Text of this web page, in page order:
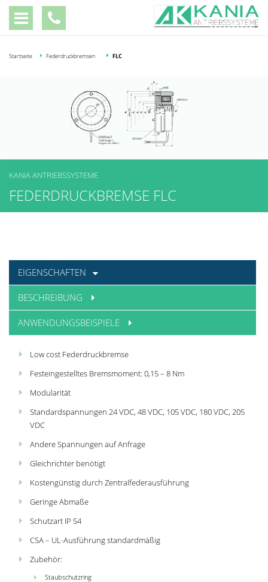
Startseite Federdruckbremsen FLC
KANIA ANTRIEBSSYSTEME
FEDERDRUCKBREMSE FLC
KANIA ANTRIEBSSYSTEME
FEDERDRUCKBREMSE FLC
EIGENSCHAFTEN
BESCHREIBUNG
ANWENDUNGSBEISPIELE
Low cost Federdruckbremse
Festeingestelltes Bremsmoment: 0,15 – 8 Nm
Modularität
Standardspannungen 24 VDC, 48 VDC, 105 VDC, 180 VDC, 205
VDC
Andere Spannungen auf Anfrage
Gleichrichter benötigt
Kostengünstig durch Zentralfederausführung
Geringe Abmaße
Schutzart IP 54
CSA – UL-Ausführung standardmäßig
Zubehör:
Staubschutzring